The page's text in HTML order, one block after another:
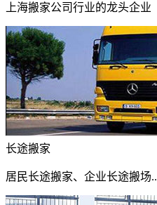
上海搬家公司行业的龙头企业
长途搬家
居民长途搬家、企业长途搬场..